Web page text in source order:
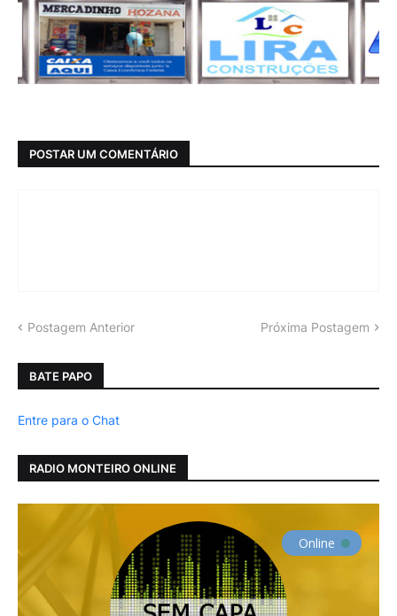
POSTAR UM COMENTÁRIO
Postagem Anterior Próxima Postagem
BATE PAPO
Entre para o Chat
RADIO MONTEIRO ONLINE